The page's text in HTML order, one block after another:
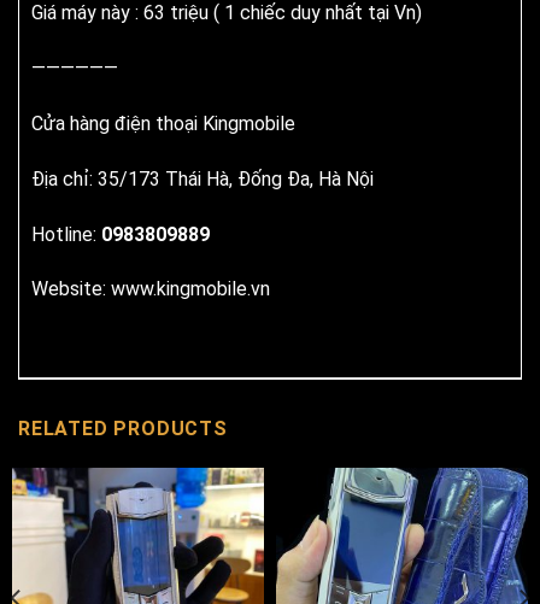
Giá máy này : 63 triệu ( 1 chiếc duy nhất tại Vn)
——————
Cửa hàng điện thoại Kingmobile
Địa chỉ: 35/173 Thái Hà, Đống Đa, Hà Nội
Hotline: 0983809889
Website: www.kingmobile.vn
RELATED PRODUCTS